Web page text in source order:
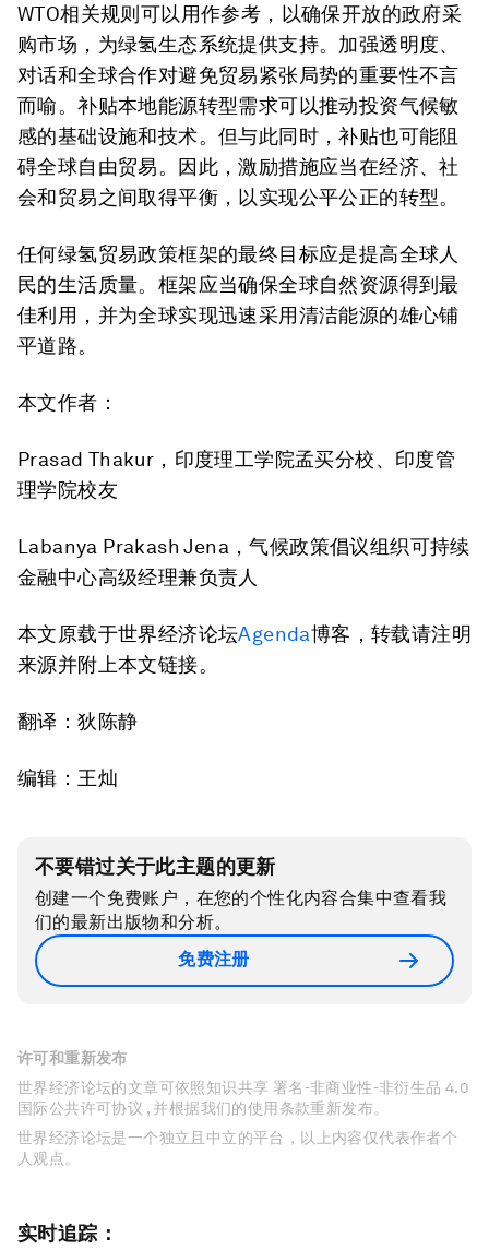
WTO相关规则可以用作参考，以确保开放的政府采
购市场，为绿氢生态系统提供支持。加强透明度、
对话和全球合作对避免贸易紧张局势的重要性不言
而喻。补贴本地能源转型需求可以推动投资气候敏
感的基础设施和技术。但与此同时，补贴也可能阻
碍全球自由贸易。因此，激励措施应当在经济、社
会和贸易之间取得平衡，以实现公平公正的转型。
任何绿氢贸易政策框架的最终目标应是提高全球人
民的生活质量。框架应当确保全球自然资源得到最
佳利用，并为全球实现迅速采用清洁能源的雄心铺
平道路。
本文作者：
Prasad Thakur，印度理工学院孟买分校、印度管
理学院校友
Labanya Prakash Jena，气候政策倡议组织可持续
金融中心高级经理兼负责人
本文原载于世界经济论坛Agenda博客，转载请注明
来源并附上本文链接。
翻译：狄陈静
编辑：王灿
不要错过关于此主题的更新
创建一个免费账户，在您的个性化内容合集中查看我
们的最新出版物和分析。
免费注册
许可和重新发布
世界经济论坛的文章可依照知识共享 署名-非商业性-非衍生品 4.0
国际公共许可协议 , 并根据我们的使用条款重新发布。
世界经济论坛是一个独立且中立的平台，以上内容仅代表作者个
人观点。
实时追踪：